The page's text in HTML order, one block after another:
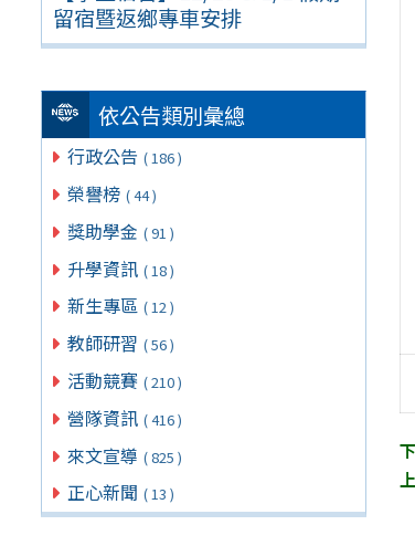
留宿暨返鄉專車安排
依公告類別彙總
行政公告 ( 186 )
榮譽榜 ( 44 )
獎助學金 ( 91 )
升學資訊 ( 18 )
新生專區 ( 12 )
教師研習 ( 56 )
活動競賽 ( 210 )
營隊資訊 ( 416 )
來文宣導 ( 825 )
正心新聞 ( 13 )